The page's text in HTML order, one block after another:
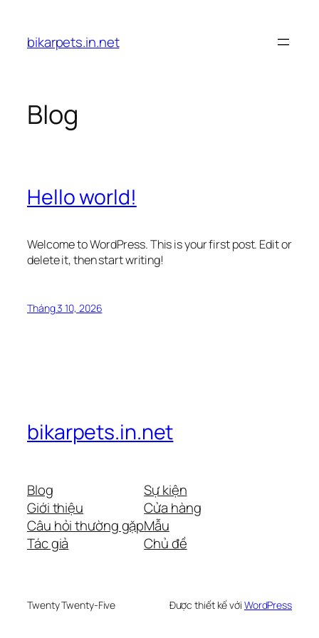
phầnbikarpets.in.net
Blog
Hello world!
Welcome to WordPress. This is your first post. Edit or
delete it, then start writing!
Tháng 3 10, 2026
bikarpets.in.net
Blog
Giới thiệu
Câu hỏi thường gặp
Tác giả
Sự kiện
Cửa hàng
Mẫu
Chủ đề
Twenty Twenty-Five Được thiết kế với WordPress